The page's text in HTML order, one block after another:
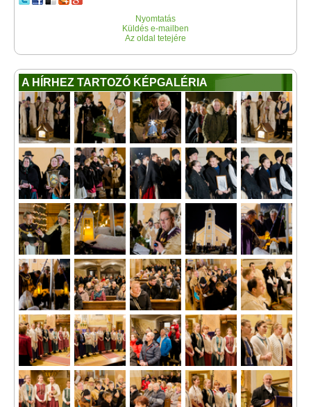
Nyomtatás
Küldés e-mailben
Az oldal tetejére
A HÍRHEZ TARTOZÓ KÉPGALÉRIA